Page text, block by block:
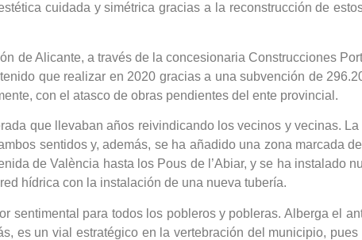
cuidada y simétrica gracias a la reconstrucción de
de Alicante, a través de la concesionaria Construcciones
que realizar en 2020 gracias a una subvención de
con el atasco de obras pendientes del ente provincial.
que llevaban años reivindicando los vecinos y vecinas.
sentidos y, además, se ha añadido una zona marcada
de València hasta los Pous de l’Abiar, y se ha instalado
hídrica con la instalación de una nueva tubería.
sentimental para todos los pobleros y pobleras. Alberga el
es un vial estratégico en la vertebración del municipio,